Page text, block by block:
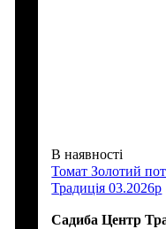
В наявності
Томат Золотий
Традиція 03.2026р
Садиба Центр